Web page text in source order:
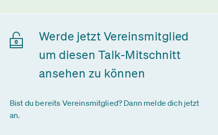
Werde jetzt Vereinsmitglied
um diesen Talk-Mitschnitt
ansehen zu können
Bist du bereits Vereinsmitglied? Dann melde dich jetzt
an.